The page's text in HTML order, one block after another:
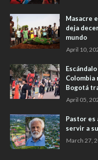
Masacre
deja
mundo
April 10,
Colombia
Bogotá
April 05,
Pastor es
servir a
March 27,